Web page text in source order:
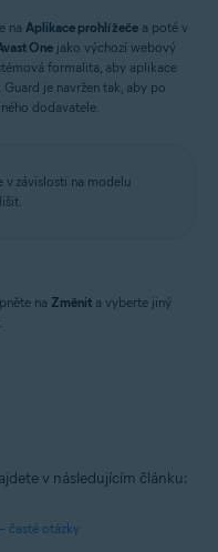
na Aplikace prohlížeče a poté v
One jako výchozí webový
formalita, aby aplikace
je navržen tak, aby po
dodavatele.
v závislosti na modelu
na Změnit a vyberte jiný
v následujícím článku:
časté otázky